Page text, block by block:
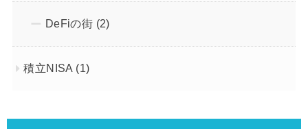
DeFiの街 (2)
積立NISA (1)